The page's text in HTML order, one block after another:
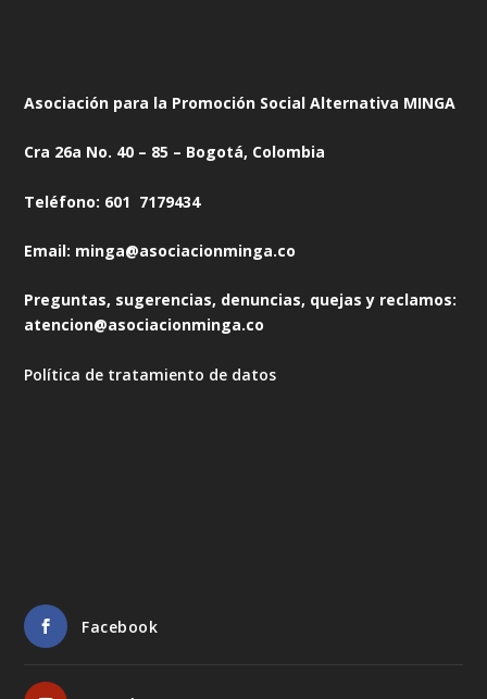
Asociación para la Promoción Social Alternativa MINGA
Cra 26a No. 40 – 85 – Bogotá, Colombia
Teléfono: 601 7179434
Email: minga@asociacionminga.co
Preguntas, sugerencias, denuncias, quejas y reclamos:
atencion@asociacionminga.co
Política de tratamiento de datos
Facebook